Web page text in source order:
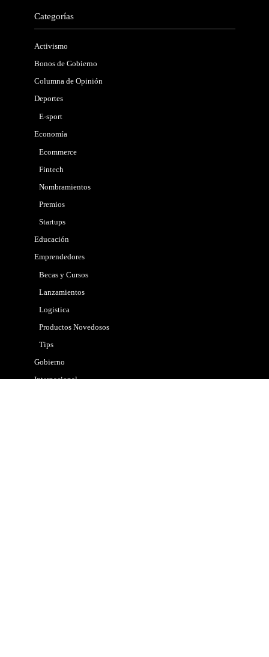
Categorías
Activismo
Bonos de Gobierno
Columna de Opinión
Deportes
E-sport
Economía
Ecommerce
Fintech
Nombramientos
Premios
Startups
Educación
Emprendedores
Becas y Cursos
Lanzamientos
Logistica
Productos Novedosos
Tips
Gobierno
Internacional